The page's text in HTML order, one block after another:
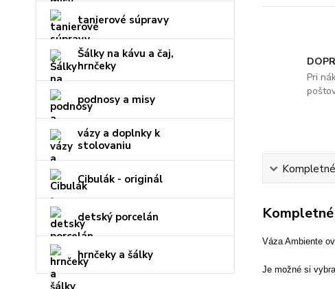
tanierové súpravy
Šálky na kávu a čaj,
hrnčeky
podnosy a misy
vázy a doplnky k
stolovaniu
Cibulák - originál
detský porcelán
hrnčeky a šálky
Pri
Váza Ambiente
Je možné si